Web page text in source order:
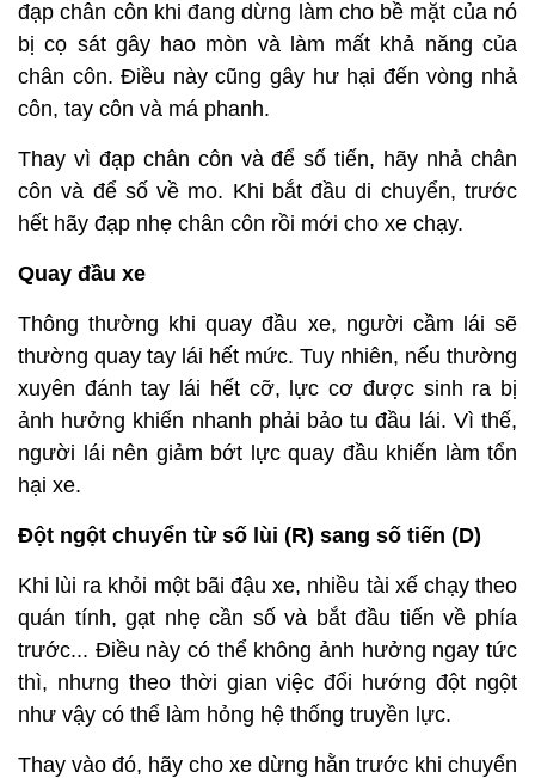
đạp chân côn khi đang dừng làm cho bề mặt của nó
bị cọ sát gây hao mòn và làm mất khả năng của
chân côn. Điều này cũng gây hư hại đến vòng nhả
côn, tay côn và má phanh.
Thay vì đạp chân côn và để số tiến, hãy nhả chân
côn và để số về mo. Khi bắt đầu di chuyển, trước
hết hãy đạp nhẹ chân côn rồi mới cho xe chạy.
Quay đầu xe
Thông thường khi quay đầu xe, người cầm lái sẽ
thường quay tay lái hết mức. Tuy nhiên, nếu thường
xuyên đánh tay lái hết cỡ, lực cơ được sinh ra bị
ảnh hưởng khiến nhanh phải bảo tu đầu lái. Vì thế,
người lái nên giảm bớt lực quay đầu khiến làm tổn
hại xe.
Đột ngột chuyển từ số lùi (R) sang số tiến (D)
Khi lùi ra khỏi một bãi đậu xe, nhiều tài xế chạy theo
quán tính, gạt nhẹ cần số và bắt đầu tiến về phía
trước... Điều này có thể không ảnh hưởng ngay tức
thì, nhưng theo thời gian việc đổi hướng đột ngột
như vậy có thể làm hỏng hệ thống truyền lực.
Thay vào đó, hãy cho xe dừng hằn trước khi chuyển